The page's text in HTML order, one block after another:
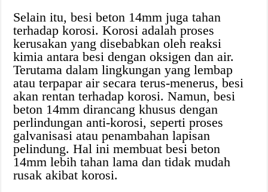
Selain itu, besi beton 14mm juga tahan
terhadap korosi. Korosi adalah proses
kerusakan yang disebabkan oleh reaksi
kimia antara besi dengan oksigen dan air.
Terutama dalam lingkungan yang lembap
atau terpapar air secara terus-menerus, besi
akan rentan terhadap korosi. Namun, besi
beton 14mm dirancang khusus dengan
perlindungan anti-korosi, seperti proses
galvanisasi atau penambahan lapisan
pelindung. Hal ini membuat besi beton
14mm lebih tahan lama dan tidak mudah
rusak akibat korosi.